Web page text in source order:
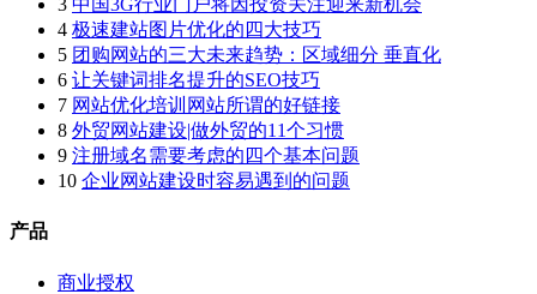
3 中国3G行业门户将因投资关注迎来新机会
4 极速建站图片优化的四大技巧
5 团购网站的三大未来趋势：区域细分 垂直化
6 让关键词排名提升的SEO技巧
7 网站优化培训网站所谓的好链接
8 外贸网站建设|做外贸的11个习惯
9 注册域名需要考虑的四个基本问题
10 企业网站建设时容易遇到的问题
产品
商业授权